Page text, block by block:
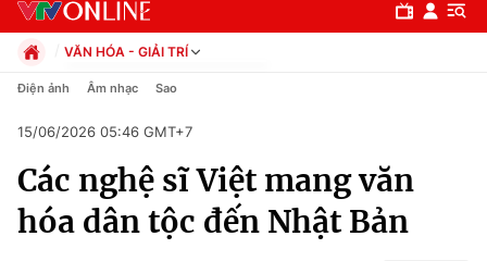
Chuyên mục
Chính trị
VĂN HÓA - GIẢI TRÍ
Chính trị
Pháp luật
Kinh tế
Thể thao
Truyền hình
Điện ảnh Âm nhạc Sao
15/06/2026 05:46 GMT+7
Các nghệ sĩ Việt mang văn
hóa dân tộc đến Nhật Bản